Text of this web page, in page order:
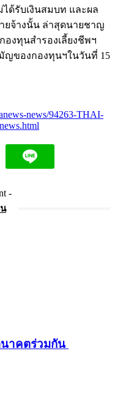
ด้รับเงินสมบท และผล
ยจ้างนั้น ล่าสุดนายชาญ
งทุนสำรองเลี้ยงชีพฯ
ของกองทุนฯในวันที่ 15
news/94263-THAI-
-
าคตร่วมกัน